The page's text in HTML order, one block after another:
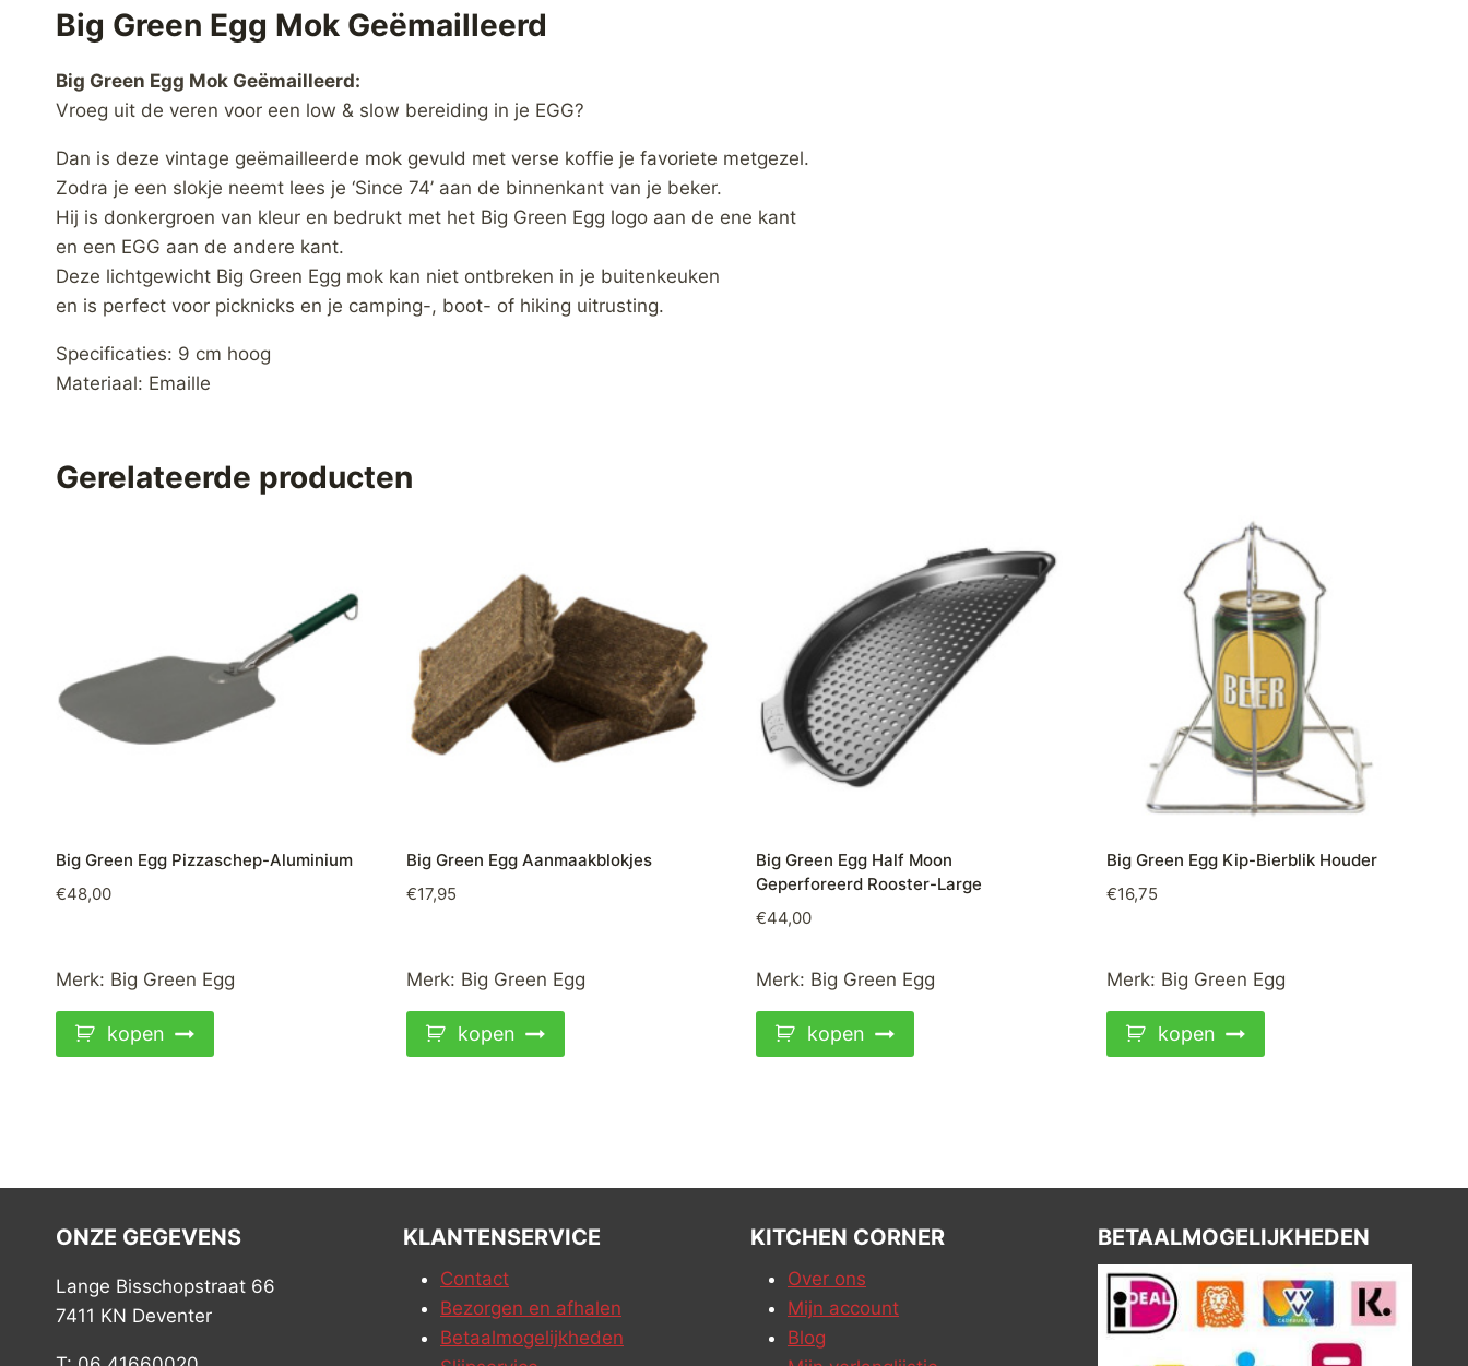
Big Green Egg Mok Geëmailleerd
Big Green Egg Mok Geëmailleerd:
Vroeg uit de veren voor een low & slow bereiding in je EGG?
Dan is deze vintage geëmailleerde mok gevuld met verse koffie je favoriete metgezel.
Zodra je een slokje neemt lees je ‘Since 74’ aan de binnenkant van je beker.
Hij is donkergroen van kleur en bedrukt met het Big Green Egg logo aan de ene kant
en een EGG aan de andere kant.
Deze lichtgewicht Big Green Egg mok kan niet ontbreken in je buitenkeuken
en is perfect voor picknicks en je camping-, boot- of hiking uitrusting.
Specificaties: 9 cm hoog
Materiaal: Emaille
Gerelateerde producten
Big Green Egg Pizzaschep-Aluminium
€48,00
Merk: Big Green Egg
kopen
Big Green Egg Aanmaakblokjes
€17,95
Merk: Big Green Egg
kopen
Big Green Egg Half Moon
Geperforeerd Rooster-Large
€44,00
Merk: Big Green Egg
kopen
Big Green Egg Kip-Bierblik Houder
€16,75
Merk: Big Green Egg
kopen
ONZE GEGEVENS
Lange Bisschopstraat 66
7411 KN Deventer
KLANTENSERVICE
Contact
Bezorgen en afhalen
Betaalmogelijkheden
KITCHEN CORNER
Over ons
Mijn account
Blog
BETAALMOGELIJKHEDEN